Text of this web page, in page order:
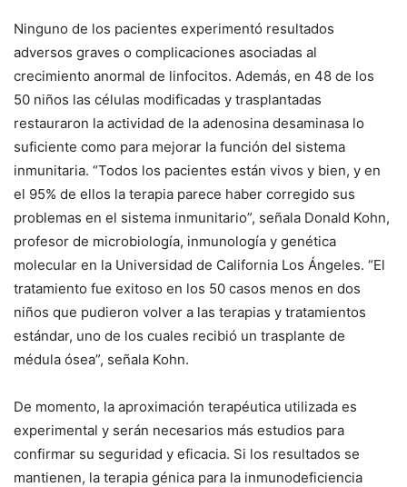
Ninguno de los pacientes experimentó resultados
adversos graves o complicaciones asociadas al
crecimiento anormal de linfocitos. Además, en 48 de los
50 niños las células modificadas y trasplantadas
restauraron la actividad de la adenosina desaminasa lo
suficiente como para mejorar la función del sistema
inmunitaria. “Todos los pacientes están vivos y bien, y en
el 95% de ellos la terapia parece haber corregido sus
problemas en el sistema inmunitario”, señala Donald Kohn,
profesor de microbiología, inmunología y genética
molecular en la Universidad de California Los Ángeles. “El
tratamiento fue exitoso en los 50 casos menos en dos
niños que pudieron volver a las terapias y tratamientos
estándar, uno de los cuales recibió un trasplante de
médula ósea”, señala Kohn.
De momento, la aproximación terapéutica utilizada es
experimental y serán necesarios más estudios para
confirmar su seguridad y eficacia. Si los resultados se
mantienen, la terapia génica para la inmunodeficiencia